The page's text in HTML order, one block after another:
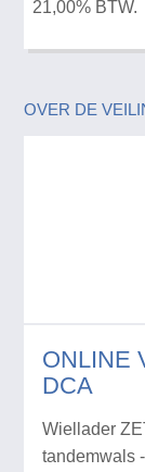
21,00% BTW.
OVER DE
ONLINE
DCA
Wiellader
tandemwals